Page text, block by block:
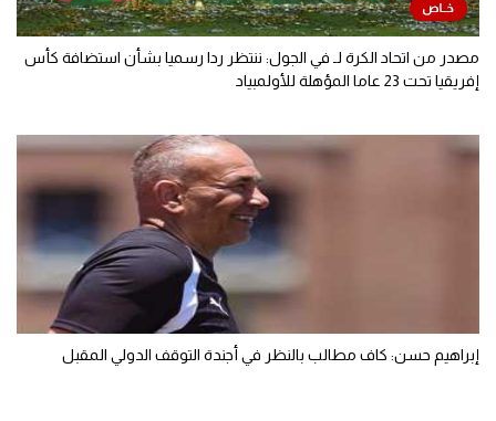
مصدر من اتحاد الكرة لـ في الجول: ننتظر ردا رسميا بشأن استضافة كأس
إفريقيا تحت 23 عاما المؤهلة للأولمبياد
إبراهيم حسن: كاف مطالب بالنظر في أجندة التوقف الدولي المقبل